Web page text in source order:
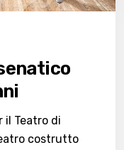
il Teatro di
costrutto